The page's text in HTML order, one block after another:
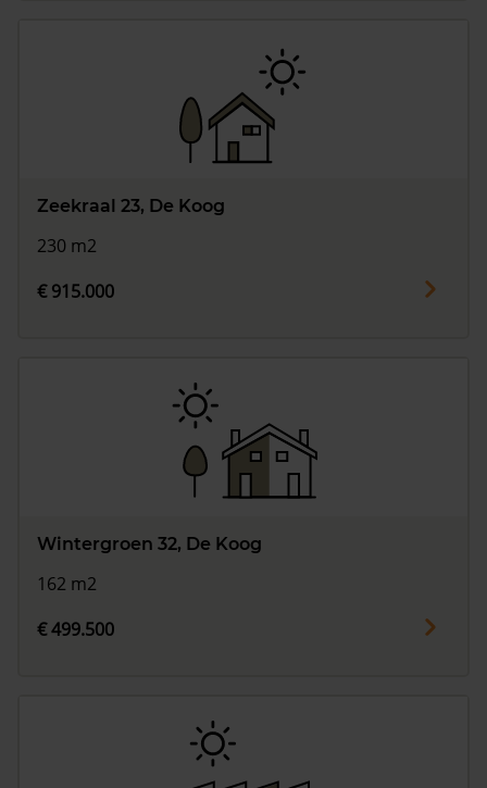
Zeekraal 23, De Koog
230 m2
€ 915.000
Wintergroen 32, De Koog
162 m2
€ 499.500